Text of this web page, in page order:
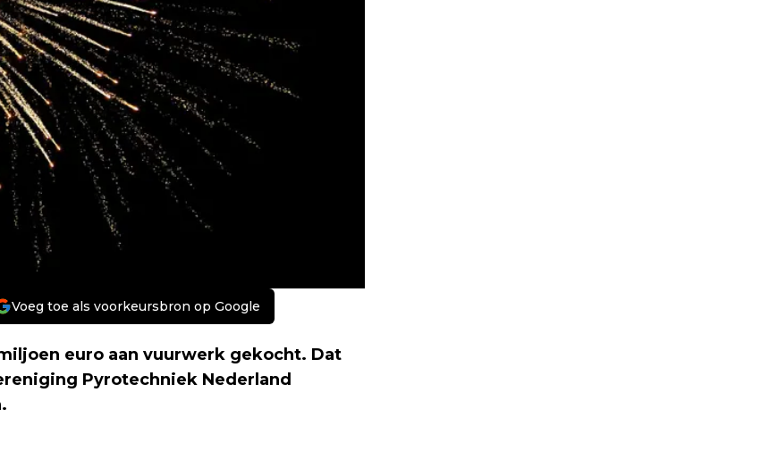
Voeg toe als voorkeursbron op Google
euro aan vuurwerk gekocht. Dat
Pyrotechniek Nederland